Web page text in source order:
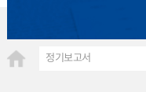
정기보고서